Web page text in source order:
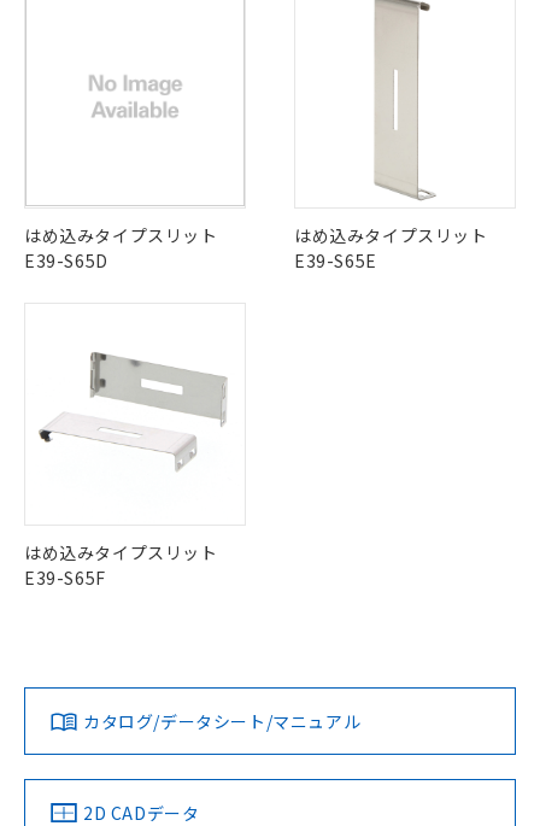
はめ込みタイプスリット
E39-S65D
はめ込みタイプスリット
E39-S65E
はめ込みタイプスリット
E39-S65F
カタログ/データシート/マニュアル
2D CADデータ